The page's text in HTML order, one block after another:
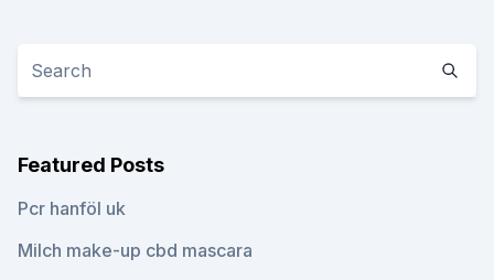
Featured Posts
Pcr hanföl uk
Milch make-up cbd mascara